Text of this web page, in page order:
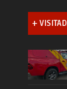
+